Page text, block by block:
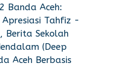
Banda Aceh:
Tahfiz -
Berita Sekolah
(Deep
Aceh Berbasis